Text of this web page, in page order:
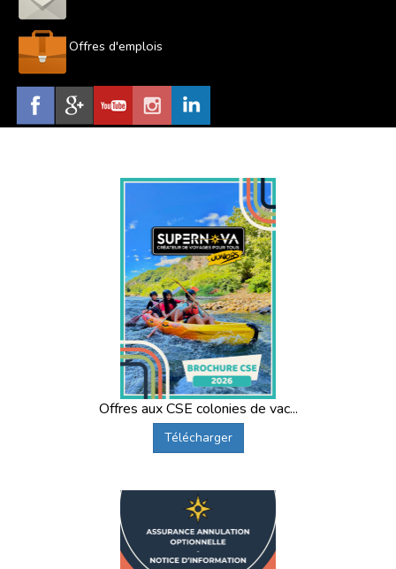
Offres d'emplois
Offres aux CSE colonies de vac...
Télécharger